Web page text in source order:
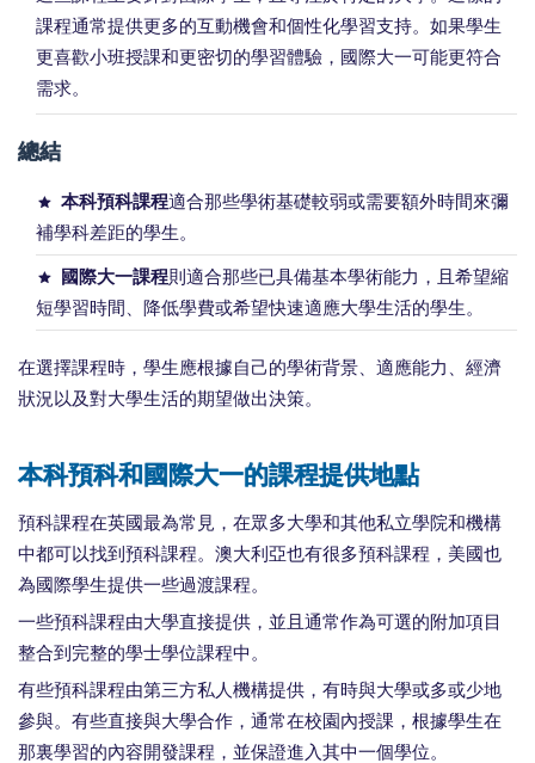
課程通常提供更多的互動機會和個性化學習支持。如果學生
更喜歡小班授課和更密切的學習體驗，國際大一可能更符合
需求。
總結
本科預科課程適合那些學術基礎較弱或需要額外時間來彌
補學科差距的學生。
國際大一課程則適合那些已具備基本學術能力，且希望縮
短學習時間、降低學費或希望快速適應大學生活的學生。
在選擇課程時，學生應根據自己的學術背景、適應能力、經濟
狀況以及對大學生活的期望做出決策。
本科預科和國際大一的課程提供地點
預科課程在英國最為常見，在眾多大學和其他私立學院和機構
中都可以找到預科課程。澳大利亞也有很多預科課程，美國也
為國際學生提供一些過渡課程。
一些預科課程由大學直接提供，並且通常作為可選的附加項目
整合到完整的學士學位課程中。
有些預科課程由第三方私人機構提供，有時與大學或多或少地
參與。有些直接與大學合作，通常在校園內授課，根據學生在
那裏學習的內容開發課程，並保證進入其中一個學位。